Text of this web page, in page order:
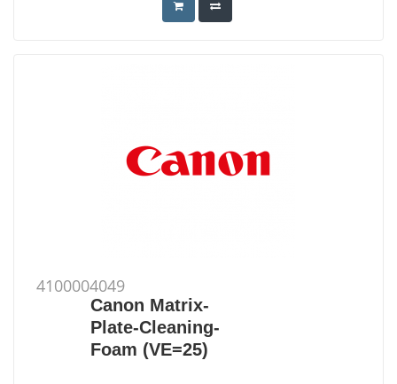
4100004049
Canon Matrix-
Plate-Cleaning-
Foam (VE=25)